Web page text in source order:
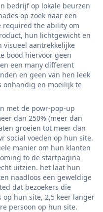
bedrijf op lokale beurzen
op zoek naar een
required the ability om
hun lichtgewicht en
visueel aantrekkelijke
bood hiervoor geen
een many different
en geen van hen leek
onhandig en moeilijk te
met de powr-pop-up
dan 250% (meer dan
groeien tot meer dan
social voeden op hun site.
manier om hun klanten
to de startpagina
uitzien. het laat hun
naadloos een geweldige
dat bezoekers die
hun site, 2,5 keer langer
persoon op hun site.